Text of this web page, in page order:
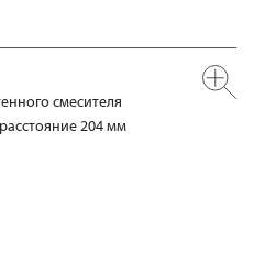
смесителя
204 мм